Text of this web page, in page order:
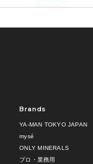
Brands
YA-MAN TOKYO JAPAN
mysé
ONLY MINERALS
プロ・業務用